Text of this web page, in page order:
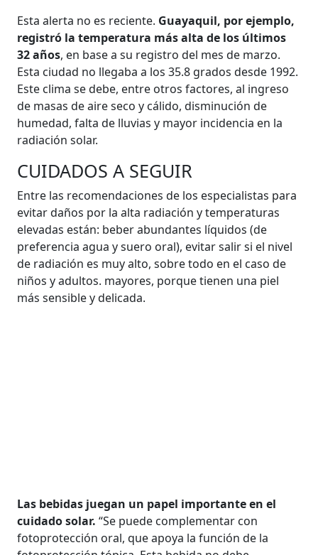
Esta alerta no es reciente. Guayaquil, por ejemplo,
registró la temperatura más alta de los últimos
32 años, en base a su registro del mes de marzo.
Esta ciudad no llegaba a los 35.8 grados desde 1992.
Este clima se debe, entre otros factores, al ingreso
de masas de aire seco y cálido, disminución de
humedad, falta de lluvias y mayor incidencia en la
radiación solar.
CUIDADOS A SEGUIR
Entre las recomendaciones de los especialistas para
evitar daños por la alta radiación y temperaturas
elevadas están: beber abundantes líquidos (de
preferencia agua y suero oral), evitar salir si el nivel
de radiación es muy alto, sobre todo en el caso de
niños y adultos. mayores, porque tienen una piel
más sensible y delicada.
Las bebidas juegan un papel importante en el
cuidado solar. “Se puede complementar con
fotoprotección oral, que apoya la función de la